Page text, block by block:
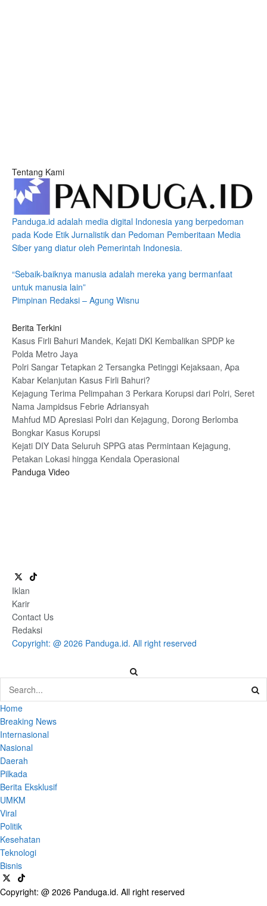
Tentang Kami
Panduga.id adalah media digital Indonesia yang berpedoman
pada Kode Etik Jurnalistik dan Pedoman Pemberitaan Media
Siber yang diatur oleh Pemerintah Indonesia.
“Sebaik-baiknya manusia adalah mereka yang bermanfaat
untuk manusia lain”
Pimpinan Redaksi – Agung Wisnu
Berita Terkini
Kasus Firli Bahuri Mandek, Kejati DKI Kembalikan SPDP ke
Polda Metro Jaya
Polri Sangar Tetapkan 2 Tersangka Petinggi Kejaksaan, Apa
Kabar Kelanjutan Kasus Firli Bahuri?
Kejagung Terima Pelimpahan 3 Perkara Korupsi dari Polri, Seret
Nama Jampidsus Febrie Adriansyah
Mahfud MD Apresiasi Polri dan Kejagung, Dorong Berlomba
Bongkar Kasus Korupsi
Kejati DIY Data Seluruh SPPG atas Permintaan Kejagung,
Petakan Lokasi hingga Kendala Operasional
Panduga Video
Iklan
Karir
Contact Us
Redaksi
Copyright: @ 2026 Panduga.id. All right reserved
Home
Breaking News
Internasional
Nasional
Daerah
Pilkada
Berita Eksklusif
UMKM
Viral
Politik
Kesehatan
Teknologi
Bisnis
Copyright: @ 2026 Panduga.id. All right reserved